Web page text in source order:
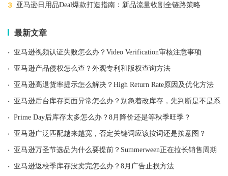
3 亚马逊日用品Deal爆款打造指南：新品流量收割全链路策略
最新文章
· 亚马逊视频认证失败怎么办？Video Verification审核注意事项
· 亚马逊产品侵权怎么查？外观专利和版权查询方法
· 亚马逊高退货率提示怎么解决？High Return Rate原因及优化方法
· 亚马逊后台库存页面异常怎么办？别急着改库存，先判断是不是系
· Prime Day后库存太多怎么办？8月降价还是等秋季旺季？
· 亚马逊广泛匹配越来越宽，否定关键词应该按词还是按意图？
· 亚马逊万圣节选品为什么要提前？Summerween正在拉长销售周期
· 亚马逊返校季库存没卖完怎么办？8月广告止损方法